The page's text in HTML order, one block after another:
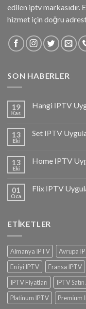
edilen iptv markasıdır.
hizmet için doğru
SON HABERLER
19
Kas
Hangi IPTV
13
Eki
Set IPTV
13
Eki
Home IPTV
01
Oca
Flix IPTV
ETIKETLER
Almanya IPTV Avrupa
En iyi IPTV
Fransa IPTV
IPTV Fiyatları
IPTV Satın
Platinum IPTV
Premium